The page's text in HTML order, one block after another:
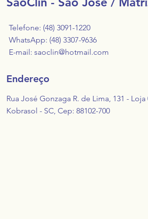
sua empresa
Telefone: (48) 3091-1220
WhatsApp: (48) 3307-9636
E-mail: saoclin@hotmail.com
Endereço
Rua José Gonzaga R. de Lima, 131 - Loja
Kobrasol - SC, Cep: 88102-700